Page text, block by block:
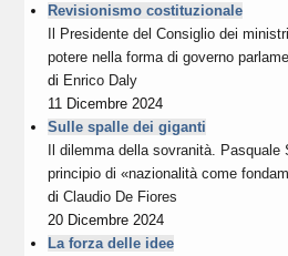
Revisionismo costituzionale
Il Presidente del Consiglio dei
potere nella forma di governo
di Enrico Daly
11 Dicembre 2024
Sulle spalle dei giganti
Il dilemma della sovranità. Pasquale
principio di «nazionalità come
diClaudio De Fiores
20 Dicembre 2024
La forza delle idee